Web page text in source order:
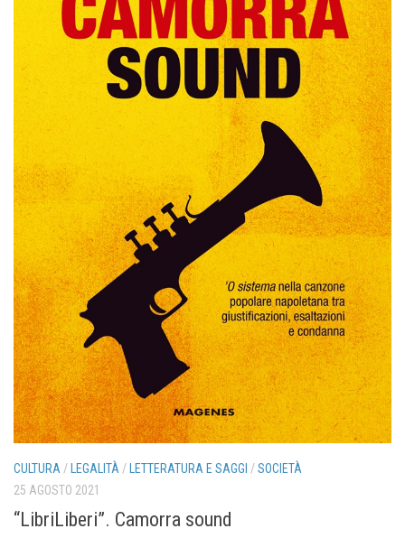
CULTURA / LEGALITÀ / LETTERATURA E SAGGI /SOCIETÀ
25 AGOSTO 2021
“LibriLiberi”. Camorra sound